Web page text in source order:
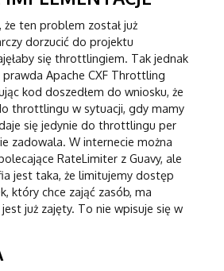
że ten problem został już
dorzucić do projektu
się throttlingiem. Tak jednak
Apache CXF Throttling
kod doszedłem do wniosku, że
throttlingu w sytuacji, gdy mamy
się jedynie do throttlingu per
zadowala. W internecie można
RateLimiter z Guavy, ale
jest taka, że limitujemy dostęp
który chce zająć zasób, ma
już zajęty. To nie wpisuje się w